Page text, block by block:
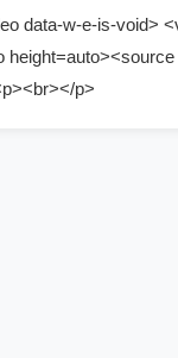
data-w-e-is-void>
p>